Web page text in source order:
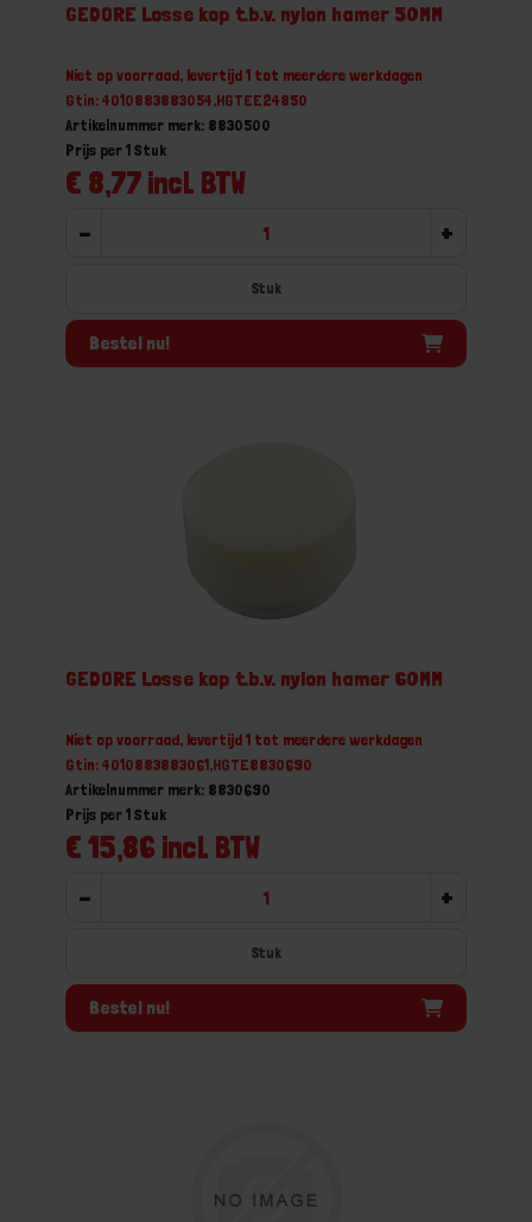
GEDORE Losse kop t.b.v. nylon hamer 50MM
Niet op voorraad, levertijd 1 tot meerdere werkdagen
Gtin: 4010883883054,HGTEE24850
Artikelnummer merk: 8830500
€ 8,77 incl. BTW
Prijs per 1 Stuk
- +
Stuk
Bestel nu!
GEDORE Losse kop t.b.v. nylon hamer 60MM
Niet op voorraad, levertijd 1 tot meerdere werkdagen
Gtin: 4010883883061,HGTE8830690
Artikelnummer merk: 8830690
€ 15,86 incl. BTW
Prijs per 1 Stuk
- +
Stuk
Bestel nu!